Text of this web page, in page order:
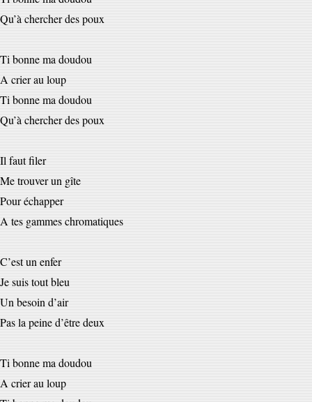
Qu’à chercher des poux
Ti bonne ma doudou
A crier au loup
Ti bonne ma doudou
Qu’à chercher des poux
Il faut filer
Me trouver un gîte
Pour échapper
A tes gammes chromatiques
C’est un enfer
Je suis tout bleu
Un besoin d’air
Pas la peine d’être deux
Ti bonne ma doudou
A crier au loup